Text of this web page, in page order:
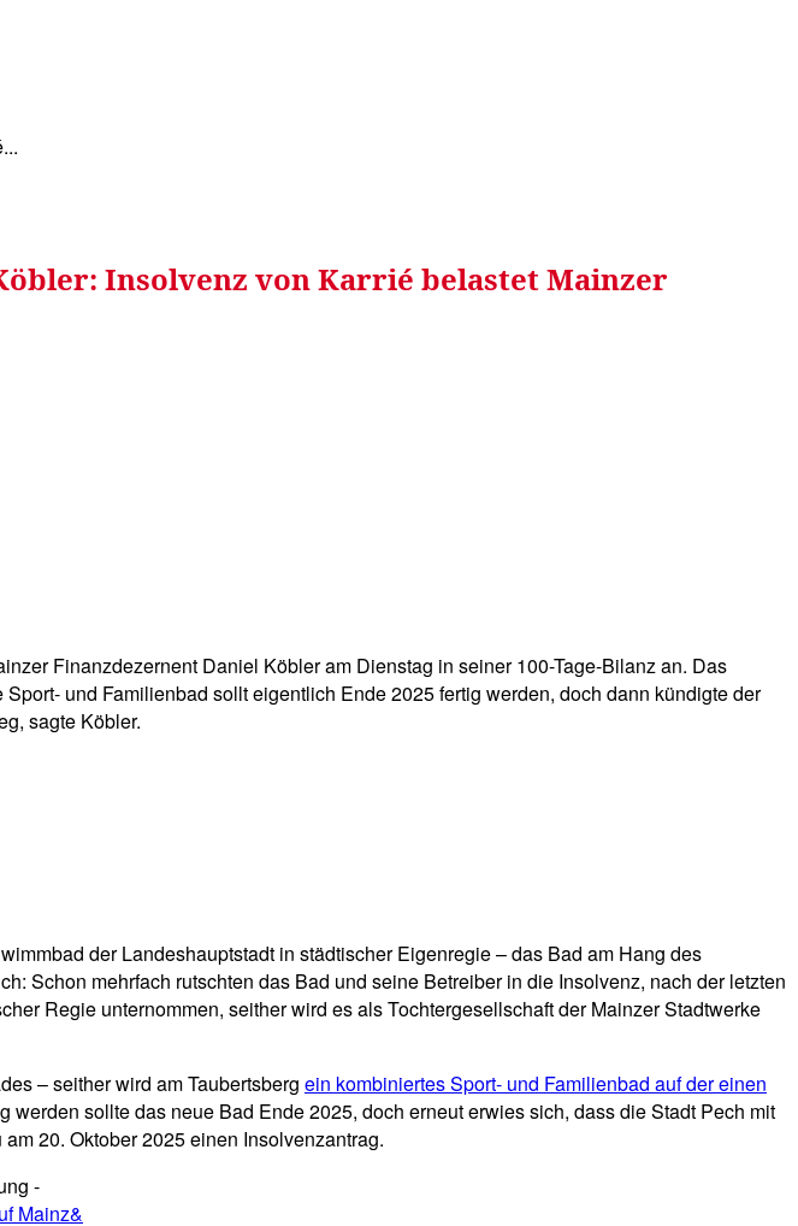
Insolvenz von Karrié belastet Mainzer
Finanzdezernent Daniel Köbler am Dienstag in seiner 100-Tage-Bilanz an. Das
und Familienbad sollt eigentlich Ende 2025 fertig werden, doch dann kündigte der
sagte Köbler.
der Landeshauptstadt in städtischer Eigenregie – das Bad am Hang des
Schon mehrfach rutschten das Bad und seine Betreiber in die Insolvenz, nach der letzten
Regie unternommen, seither wird es als Tochtergesellschaft der Mainzer Stadtwerke
– seither wird am Taubertsberg ein kombiniertes Sport- und Familienbad auf der einen
werden sollte das neue Bad Ende 2025, doch erneut erwies sich, dass die Stadt Pech mit
20. Oktober 2025 einen Insolvenzantrag.
-